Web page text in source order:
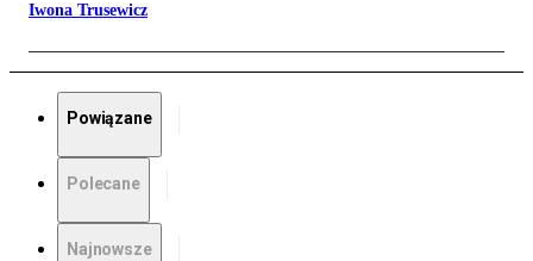
Iwona Trusewicz
Powiązane
Polecane
Najnowsze